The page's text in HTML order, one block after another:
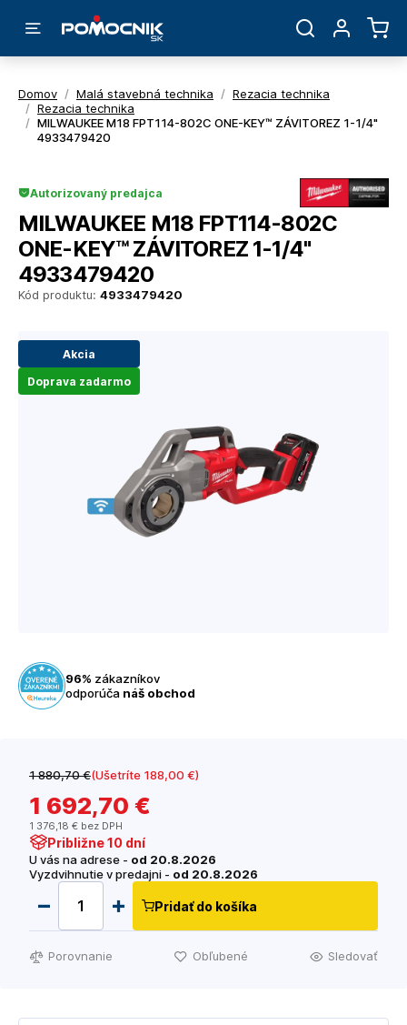
Domov / Malá stavebná technika / Rezacia technika
/ Rezacia technika
/ MILWAUKEE M18 FPT114-802C ONE-KEY™ ZÁVITOREZ 1-1/4"
4933479420
Akcia
Doprava zadarmo
Kód produktu: 4933479420
Autorizovaný predajca
MILWAUKEE M18 FPT114-802C
ONE-KEY™ ZÁVITOREZ 1-1/4"
4933479420
96% zákazníkov
odporúča náš obchod
1 880,70 €(Ušetríte 188,00 €)
1 692,70 €
1 376,18 € bez DPH
Približne 10 dní
U vás na adrese - od 20.8.2026
Vyzdvihnutie v predajni - od 20.8.2026
Pridať do košíka
Porovnanie Obľubené Sledovať